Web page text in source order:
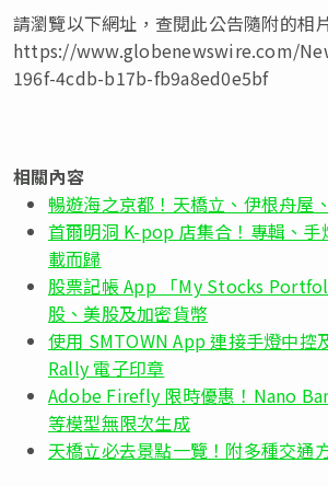
請瀏覽以下網址，查閱此公告隨附的相
https://www.globenewswire.com/
196f-4cdb-b17b-fb9a8ed0e5bf
相關內容
暢遊海之京都！天橋立、伊根舟屋
首爾明洞 K-pop 店集合！專輯、手
載而歸
股票記帳 App 「My Stocks
股、美股及加密貨幣
使用 SMTOWN App 連接手燈中控
Rally 電子印章
Adobe Firefly 限時優惠！Nano
等模型無限次生成
天橋立必去景點一覽！附多種交通